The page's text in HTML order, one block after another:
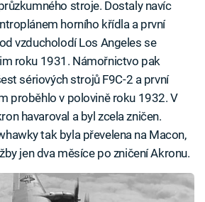
stroje. Dostaly navíc
horního křídla a první
vzducholodí Los Angeles se
roku 1931. Námořnictvo pak
sériových strojů F9C-2 a první
proběhlo v polovině roku 1932. V
havaroval a byl zcela zničen.
tak byla převelena na Macon,
jen dva měsíce po zničení Akronu.